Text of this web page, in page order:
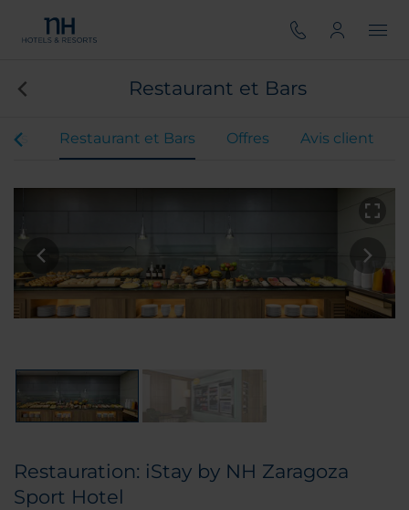
Restaurant et Bars
Restaurant et Bars Offres Avis client
Restauration: iStay by NH Zaragoza
Sport Hotel